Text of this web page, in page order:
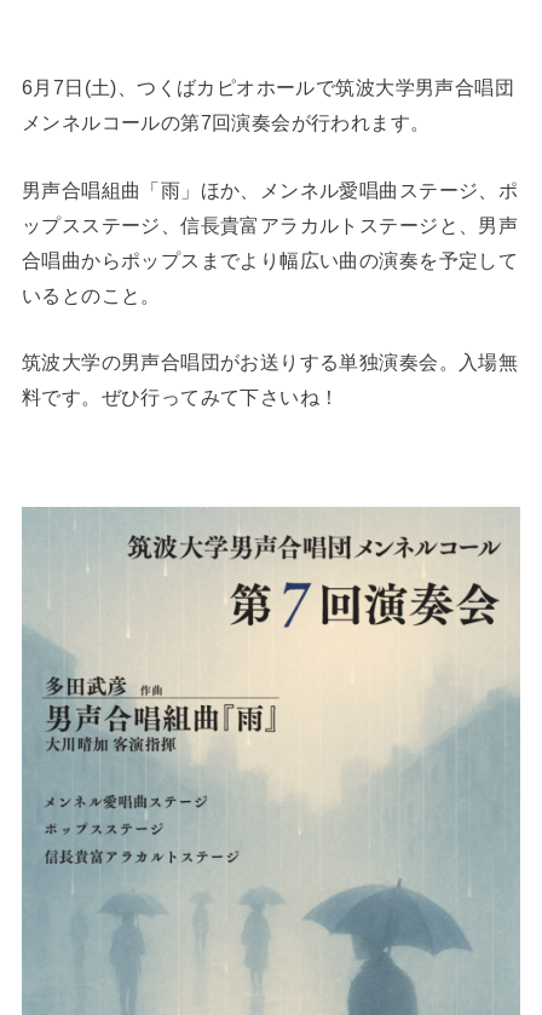
6月7日(土)、つくばカピオホールで筑波大学男声合唱団
メンネルコールの第7回演奏会が行われます。
男声合唱組曲「雨」ほか、メンネル愛唱曲ステージ、ポ
ップスステージ、信長貴富アラカルトステージと、男声
合唱曲からポップスまでより幅広い曲の演奏を予定して
いるとのこと。
筑波大学の男声合唱団がお送りする単独演奏会。入場無
料です。ぜひ行ってみて下さいね！